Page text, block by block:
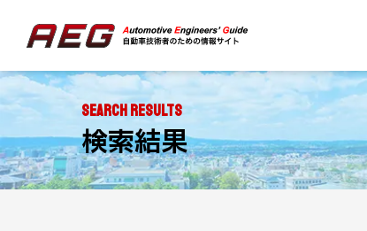
SEARCH RESULTS
検索結果